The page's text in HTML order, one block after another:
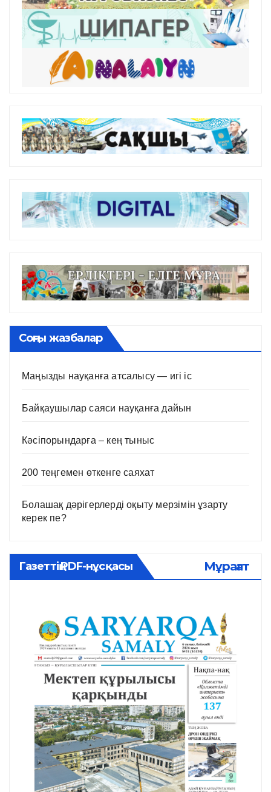
Соңғы жазбалар
Маңызды науқанға атсалысу — игі іс
Байқаушылар саяси науқанға дайын
Кәсіпорындарға – кең тыныс
200 теңгемен өткенге саяхат
Болашақ дәрігерлерді оқыту мерзімін ұзарту
керек пе?
Газеттің PDF-нұсқасы Мұрағат